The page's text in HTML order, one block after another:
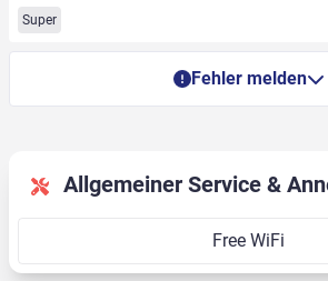
Super
Fehler melden
Allgemeiner Service &
Free WiFi